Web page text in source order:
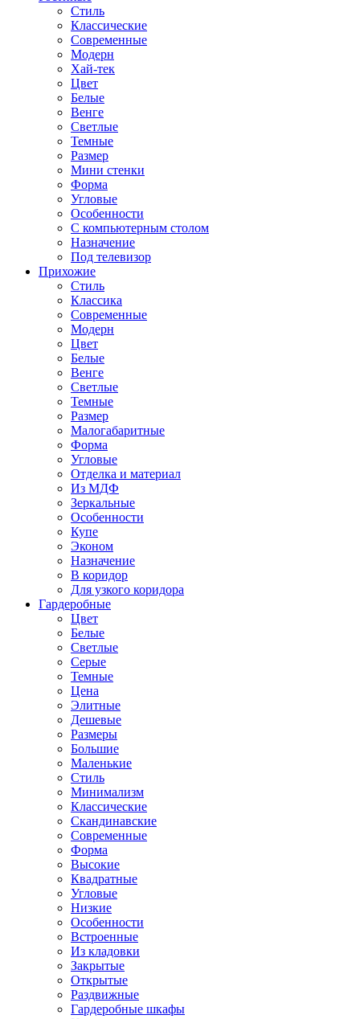
Стиль
Классические
Современные
Модерн
Хай-тек
Цвет
Белые
Венге
Светлые
Темные
Размер
Мини стенки
Форма
Угловые
Особенности
С компьютерным столом
Назначение
Под телевизор
Прихожие
Стиль
Классика
Современные
Модерн
Цвет
Белые
Венге
Светлые
Темные
Размер
Малогабаритные
Форма
Угловые
Отделка и материал
Из МДФ
Зеркальные
Особенности
Купе
Эконом
Назначение
В коридор
Для узкого коридора
Гардеробные
Цвет
Белые
Светлые
Серые
Темные
Цена
Элитные
Дешевые
Размеры
Большие
Маленькие
Стиль
Минимализм
Классические
Скандинавские
Современные
Форма
Высокие
Квадратные
Угловые
Низкие
Особенности
Встроенные
Из кладовки
Закрытые
Открытые
Раздвижные
Гардеробные шкафы